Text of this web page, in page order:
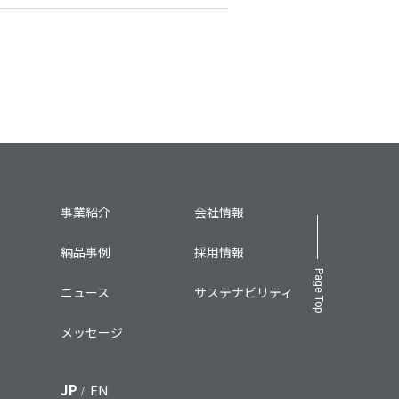
Page Top
事業紹介
納品事例
ニュース
メッセージ
会社情報
採用情報
サステナビリティ
JP EN